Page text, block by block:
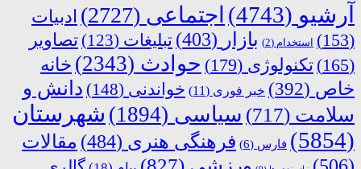
آرشیو (4743) اجتماعی (2727)
ادبیات
(153)
استخدام (2) بازار (403) تبلیغات (123)
تصاویر
(165)
تکنولوژی (179) حوادث (2343)
خانه
خاص (392) خبر فوری (11) خواندنی (148)
دانش و
سلامت (717) سیاسی (1894)
شهرستان
(5854)
فارس (6) فرهنگی هنری (484)
مقالات